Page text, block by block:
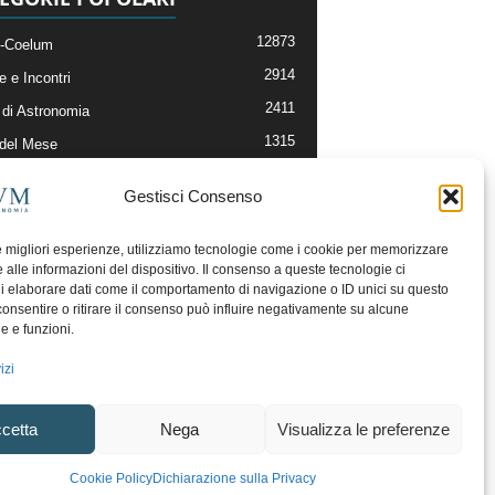
Gestisci Consenso
migliori esperienze, utilizziamo tecnologie come i cookie per memorizzare
alle informazioni del dispositivo. Il consenso a queste tecnologie ci
elaborare dati come il comportamento di navigazione o ID unici su questo
o ritirare il consenso può influire negativamente su alcune
e funzioni.
Nega Visualizza le preferenze
Cookie PolicyDichiarazione sulla Privacy
Coelum 12873
e Incontri 2914
di Astronomia 2411
Mese 1315
e Risorse On-Line
della Redazione